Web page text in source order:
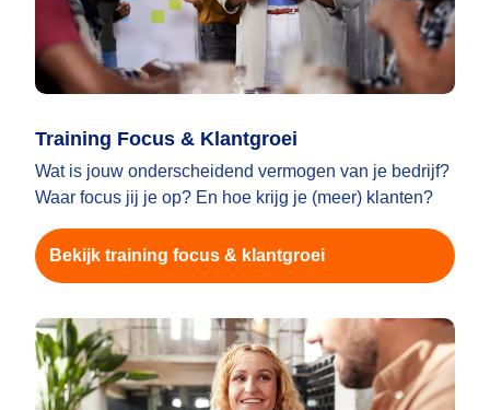
Training Focus & Klantgroei
Wat is jouw onderscheidend vermogen van je bedrijf?
Waar focus jij je op? En hoe krijg je (meer) klanten?
Bekijk training focus & klantgroei